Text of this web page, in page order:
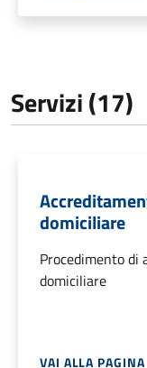
Servizi (17)
domiciliare
Procedimento di
domiciliare
VAI ALLA PAGINA